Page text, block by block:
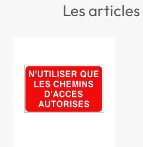
les articles